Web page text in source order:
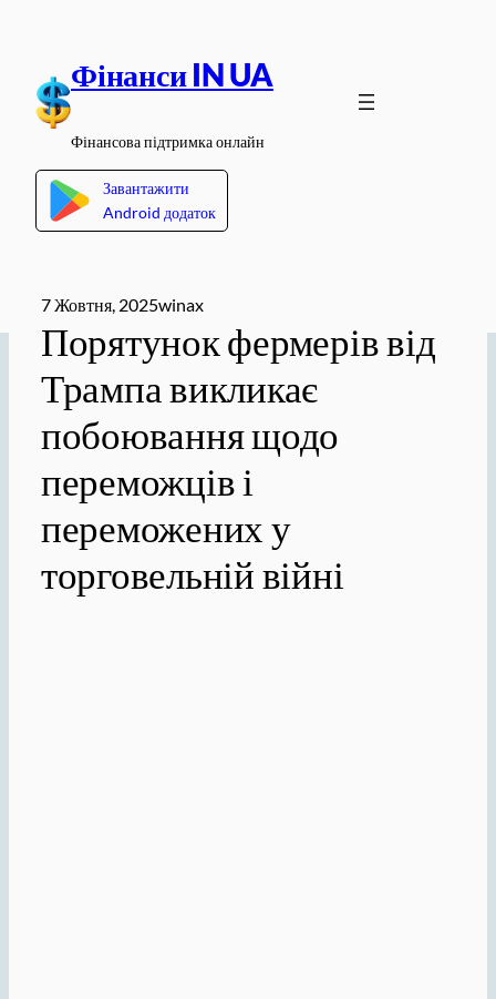
вмісту
Фінанси IN UA
Фінансова підтримка онлайн
Завантажити
Android додаток
7 Жовтня, 2025winax
Порятунок фермерів від
Трампа викликає
побоювання щодо
переможців і
переможених у
торговельній війні